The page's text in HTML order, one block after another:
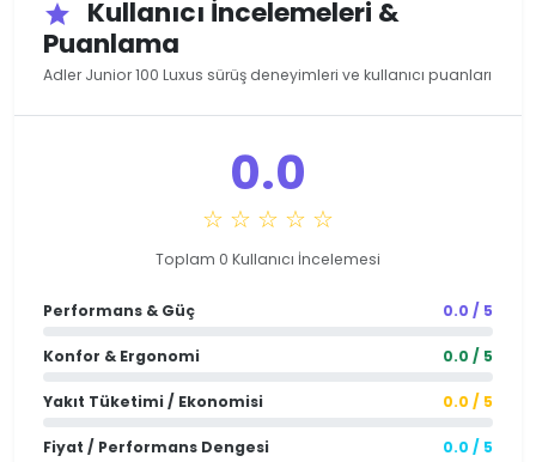
star
Kullanıcı İncelemeleri &
Puanlama
Adler Junior 100 Luxus sürüş deneyimleri ve kullanıcı puanları
0.0
☆ ☆ ☆ ☆ ☆
Toplam 0 Kullanıcı İncelemesi
Performans & Güç 0.0 / 5
Konfor & Ergonomi 0.0 / 5
Yakıt Tüketimi / Ekonomisi 0.0 / 5
Fiyat / Performans Dengesi 0.0 / 5